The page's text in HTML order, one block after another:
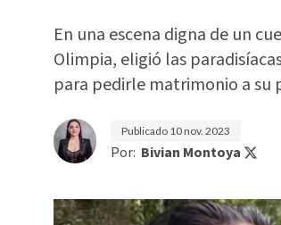
En una escena digna de un
Olimpia, eligió las
para pedirle matrimonio a su
Publicado 10 nov. 2023
Por: Bivian Montoya